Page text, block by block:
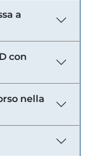
a
con
nella